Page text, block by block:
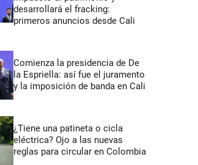
desarrollará el fracking:
primeros anuncios desde Cali
Comienza la presidencia de De
la Espriella: así fue el juramento
y la imposición de banda en Cali
¿Tiene una patineta o cicla
eléctrica? Ojo a las nuevas
reglas para circular en Colombia